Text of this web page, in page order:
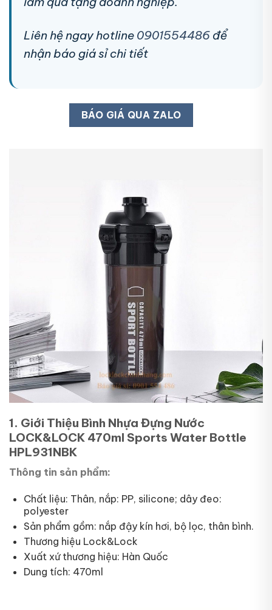
Liên hệ ngay hotline 0901554486 để
nhận báo giá sỉ chi tiết
BÁO GIÁ QUA ZALO
1. Giới Thiệu Bình Nhựa Đựng Nước
LOCK&LOCK 470ml Sports Water Bottle
HPL931NBK
Thông tin sản phẩm:
Chất liệu: Thân, nắp: PP, silicone; dây đeo:
polyester
Sản phẩm gồm: nắp đậy kín hơi, bộ lọc, thân bình.
Thương hiệu Lock&Lock
Xuất xứ thương hiệu: Hàn Quốc
Dung tích: 470ml